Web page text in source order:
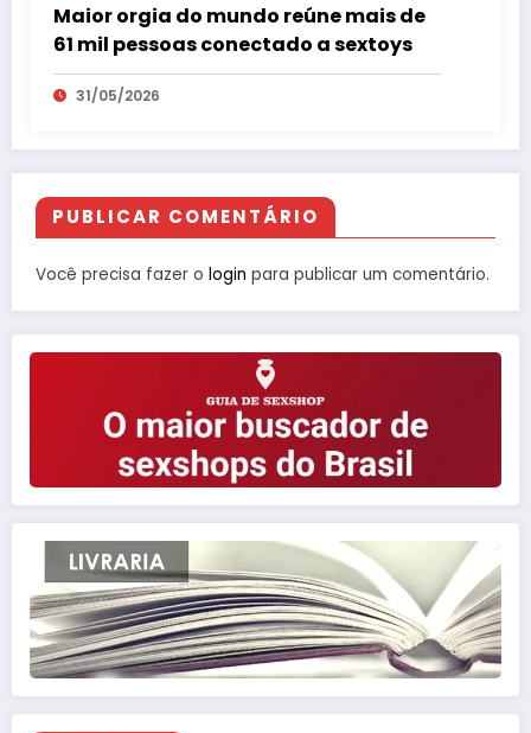
Maior orgia do mundo reúne mais de
61 mil pessoas conectado a sextoys
31/05/2026
PUBLICAR COMENTÁRIO
Você precisa fazer o login para publicar um comentário.